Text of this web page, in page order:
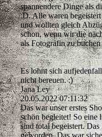
spannendere Dinge als
:D. Alle waren begeistert
und wollten gleich
schon, wenn wir die
als Fotografin zu
Es lohnt sich
nicht bereuen. :)
Jana Ley
20.05.2022 07:11:32
Das war unser erstes
schön begleitet! So eine
sind total begeistert.